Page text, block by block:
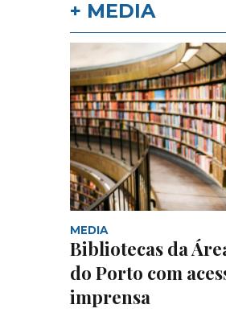
+ MEDIA
MEDIA
Bibliotecas da
do Porto com
imprensa